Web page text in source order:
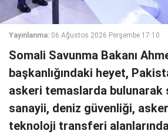
Yayınlanma: 06 Ağustos 2026 Perşembe 17:10
Somali Savunma Bakanı
başkanlığındaki heyet,
askeri temaslarda bulunarak
sanayii, deniz güvenliği,
teknoloji transferi